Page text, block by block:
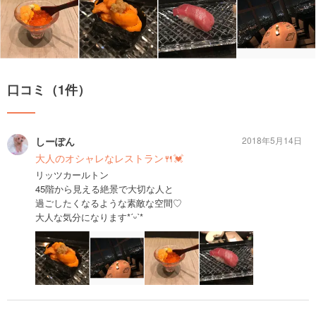
口コミ（1件）
しーぽん
大人のオシャレなレストラン🍴💓
リッツカールトン
45階から見える絶景で大切な人と
過ごしたくなるような素敵な空間♡
大人な気分になります*ˊᵕˋ*
2018年5月14日